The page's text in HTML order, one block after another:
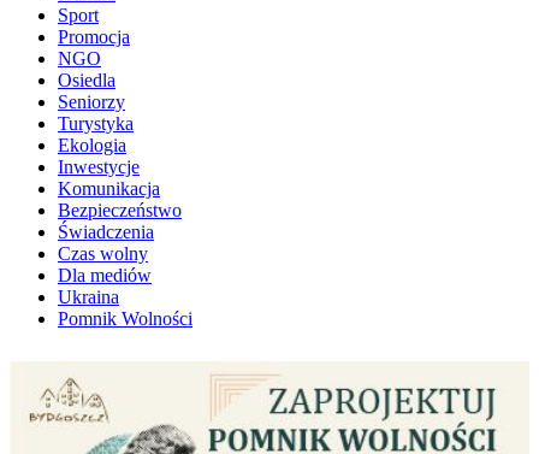
Sport
Promocja
NGO
Osiedla
Seniorzy
Turystyka
Ekologia
Inwestycje
Komunikacja
Bezpieczeństwo
Świadczenia
Czas wolny
Dla mediów
Ukraina
Pomnik Wolności